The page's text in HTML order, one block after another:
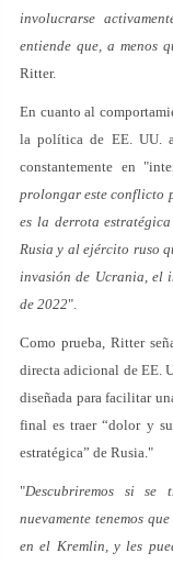
involucrarse
entiende que, a menos
Ritter.
En cuanto al
la política de EE. UU.
constantemente en
prolongar este conflicto
es la derrota
Rusia y al ejército ruso
invasión de Ucrania, el
de 2022".
Como prueba, Ritter
directa adicional de EE.
diseñada para facilitar
final es traer “dolor y
estratégica” de Rusia."
"Descubriremos si
nuevamente tenemos
en el Kremlin, y les